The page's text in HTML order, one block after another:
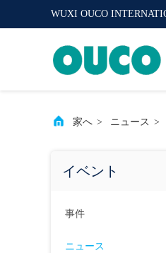
WUXI OUCO
家へ > ニュース >
イベント
事件
ニュース